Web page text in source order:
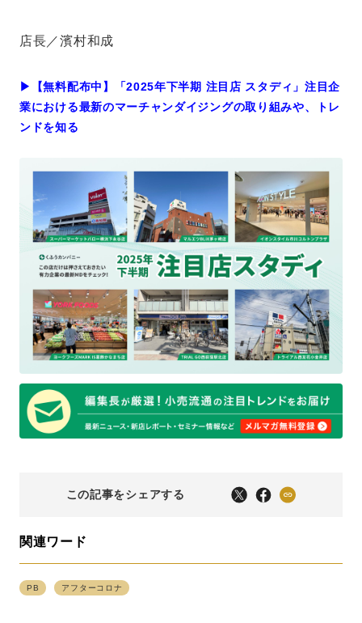
店長／濱村和成
▶︎【無料配布中】「2025年下半期 注目店 スタディ」注目企
業における最新のマーチャンダイジングの取り組みや、トレ
ンドを知る
この記事をシェアする
関連ワード
PB アフターコロナ